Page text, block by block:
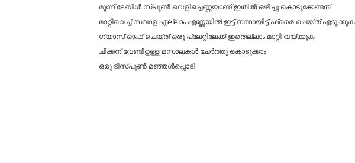
മൂന്ന് ടേബിൾ സ്പൂൺ വെളിച്ചെണ്ണയാണ് ഇതിൽ ഒഴിച്ചു കൊടുക്കേണ്ടത്
മാറ്റിവെച്ച് സവാള എല്ലാം എണ്ണയിൽ ഇട്ട് നന്നായിട്ട് ഫ്രൈ ചെയ്ത് എടുക്കുക
ഗ്യാസ് ഓഫ് ചെയ്ത് ഒരു പ്ലേറ്റിലേക്ക് ഇതെല്ലാം മാറ്റി വയ്ക്കുക
ചിക്കന് വേണ്ടിഉള്ള മസാലകൾ ചേർത്തു കൊടുക്കാം
ഒരു ടീസ്പൂൺ മഞ്ഞൾപ്പൊടി